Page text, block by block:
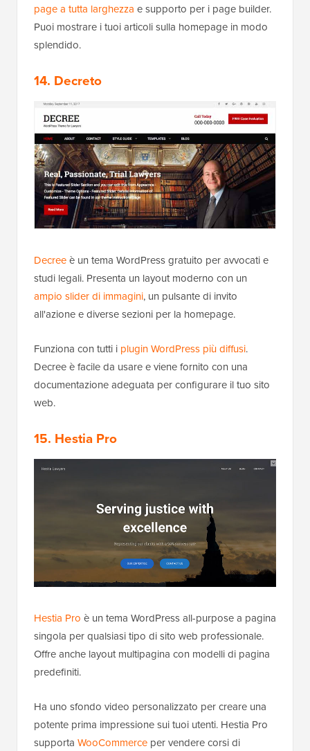
page a tutta larghezza e supporto per i page builder.
Puoi mostrare i tuoi articoli sulla homepage in modo
splendido.
14. Decreto
Decreeè un tema WordPress gratuito per avvocati e
studi legali. Presenta un layout moderno con un
ampio slider di immagini, un pulsante di invito
all'azione e diverse sezioni per la homepage.
Funziona con tutti i plugin WordPress più diffusi.
Decree è facile da usare e viene fornito con una
documentazione adeguata per configurare il tuo sito
web.
15. Hestia Pro
Hestia Pro è un tema WordPress all-purpose a pagina
singola per qualsiasi tipo di sito web professionale.
Offre anche layout multipagina con modelli di pagina
predefiniti.
Ha uno sfondo video personalizzato per creare una
potente prima impressione sui tuoi utenti. Hestia Pro
supporta WooCommerce per vendere corsi di